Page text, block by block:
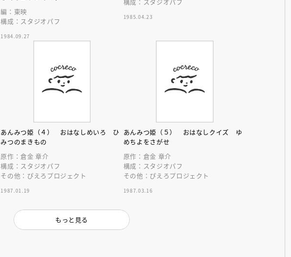
編：東映
構成：スタジオパフ
1984.09.27
構成：スタジオパフ
1985.04.23
あんみつ姫（４） おはなしめいろ ひ
みつのまきもの
原作：倉金 章介
構成：スタジオパフ
その他：ぴえろプロジェクト
1987.01.19
あんみつ姫（５） おはなしクイズ ゆ
めちよをさがせ
原作：倉金 章介
構成：スタジオパフ
その他：ぴえろプロジェクト
1987.03.16
もっと見る
【アーカイブ配信中】講談社絵本新
人賞オンラインセミナー 受賞作家
と担当編集者が語る「絵本創作実践
講座」
応募締切
アーカイブ配信中【第67回講談社児
童文学新人賞】受賞作家と前選考委
員に聞く「児童文学創作セミナー」